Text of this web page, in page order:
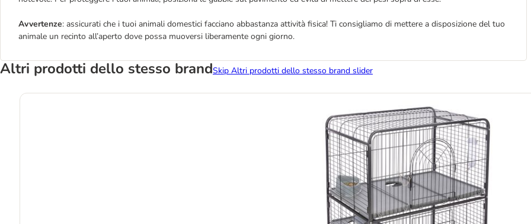
Avvertenze: assicurati che i tuoi animali domestici facciano abbastanza attività fisica! Ti consigliamo di mettere a disposizione del tuo
animale un recinto all’aperto dove possa muoversi liberamente ogni giorno.
Altri prodotti dello stesso brandSkip Altri prodotti dello stesso brand slider